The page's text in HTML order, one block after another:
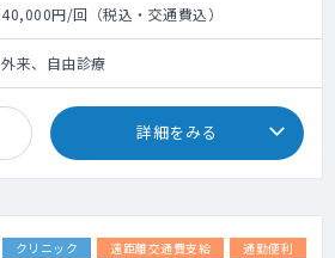
40,000円/回（税込・交通費込）
外来、自由診療
詳細をみる
クリニック 遠距離交通費支給
通勤便利